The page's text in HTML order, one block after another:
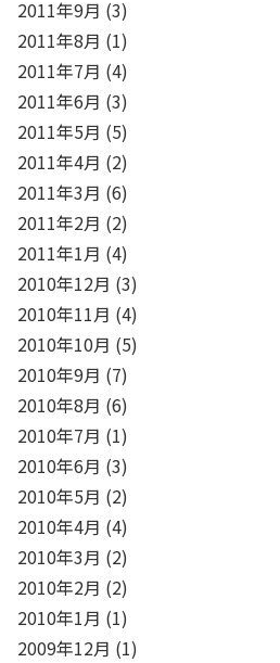
2011年9月 (3)
2011年8月 (1)
2011年7月 (4)
2011年6月 (3)
2011年5月 (5)
2011年4月 (2)
2011年3月 (6)
2011年2月 (2)
2011年1月 (4)
2010年12月 (3)
2010年11月 (4)
2010年10月 (5)
2010年9月 (7)
2010年8月 (6)
2010年7月 (1)
2010年6月 (3)
2010年5月 (2)
2010年4月 (4)
2010年3月 (2)
2010年2月 (2)
2010年1月 (1)
2009年12月 (1)